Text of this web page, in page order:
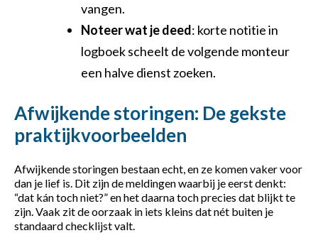
vangen.
Noteer wat je deed: korte notitie in
logboek scheelt de volgende monteur
een halve dienst zoeken.
Afwijkende storingen: De gekste
praktijkvoorbeelden
Afwijkende storingen bestaan echt, en ze komen vaker voor
dan je lief is. Dit zijn de meldingen waarbij je eerst denkt:
“dat kán toch niet?” en het daarna toch precies dat blijkt te
zijn. Vaak zit de oorzaak in iets kleins dat nét buiten je
standaard checklijst valt.